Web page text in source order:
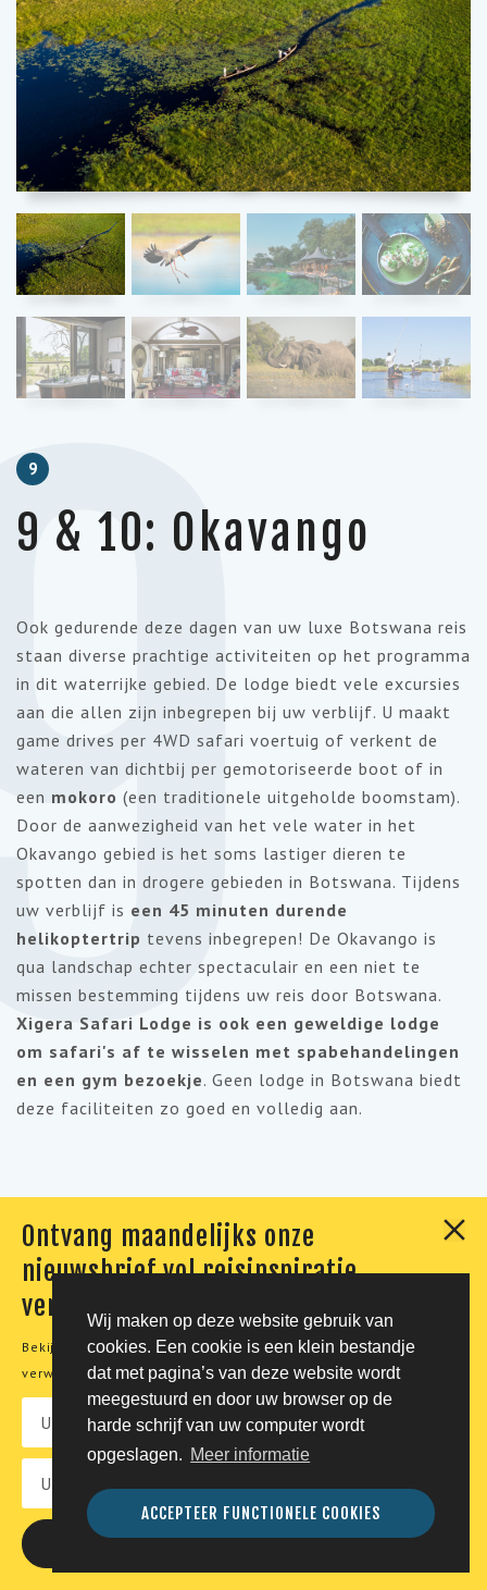
Wij maken op deze website gebruik van
cookies. Een cookie is een klein bestandje
dat met pagina’s van deze website wordt
meegestuurd en door uw browser op de
harde schrijf van uw computer wordt
opgeslagen. Meer informatie
ACCEPTEER FUNCTIONELE COOKIES
9
9 & 10: Okavango
Ook gedurende deze dagen van uw luxe Botswana reis
staan diverse prachtige activiteiten op het programma
in dit waterrijke gebied. De lodge biedt vele excursies
aan die allen zijn inbegrepen bij uw verblijf. U maakt
game drives per 4WD safari voertuig of verkent de
wateren van dichtbij per gemotoriseerde boot of in
een mokoro (een traditionele uitgeholde boomstam).
Door de aanwezigheid van het vele water in het
Okavango gebied is het soms lastiger dieren te
spotten dan in drogere gebieden in Botswana. Tijdens
uw verblijf is een 45 minuten durende
helikoptertrip tevens inbegrepen! De Okavango is
qua landschap echter spectaculair en een niet te
missen bestemming tijdens uw reis door Botswana.
Xigera Safari Lodge is ook een geweldige lodge
om safari's af te wisselen met spabehandelingen
en een gym bezoekje. Geen lodge in Botswana biedt
deze faciliteiten zo goed en volledig aan.
11
Ontvang maandelijks onze
nieuwsbrief vol reisinspiratie,
verhalen en aanbiedingen
Bekijk onzeprivacyverklaringvoor meer informatie over de
verwerking van uw persoonsgegevens.